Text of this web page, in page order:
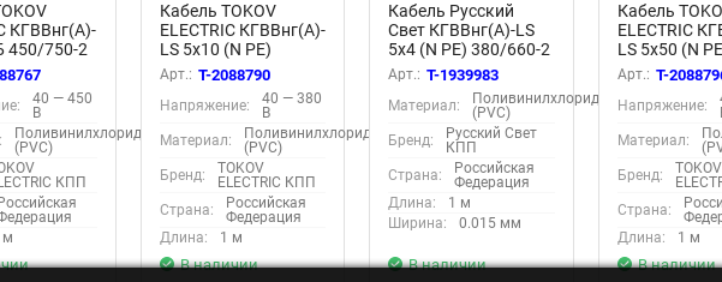
КГВВнг(А)-
450/750-2
40 — 450
В
Поливинилхлорид
(PVC)
КПП
м
Кабель TOKOV
ELECTRIC КГВВнг(А)-
LS 5х10 (N PE)
380/660-2 (м) 10784
Арт.: T-2088790
Напряжение:
40 — 380
В
Материал:
Поливинилхлорид
(PVC)
Бренд:
TOKOV
ELECTRIC КПП
Страна:
Российская
Федерация
Длина:
1 м
В наличии
Кабель Русский
Свет КГВВнг(А)-LS
5х4 (N PE) 380/660-2
(м) 10028
Арт.: T-1939983
Материал:
Поливинилхлорид
(PVC)
Бренд:
Русский Свет
КПП
Страна:
Российская
Федерация
Длина:
1 м
Ширина:
0.015 мм
В наличии
Кабель
ELECTRIC
LS 5х50 (N
380/660-2 (м)
Арт.: T-
Напряжение:
Материал:
Бренд:
TOKOV
Страна:
Длина:
1 м
В наличии